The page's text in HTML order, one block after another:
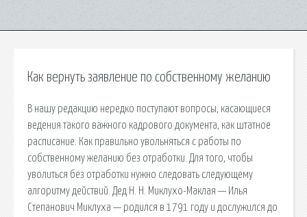
Как вернуть заявление по собственному желанию
В нашу редакцию нередко поступают вопросы, касающиеся
ведения такого важного кадрового документа, как штатное
расписание. Как правильно увольняться с работы по
собственному желанию без отработки. Для того, чтобы
уволиться без отработки нужно следовать следующему
алгоритму действий. Дед Н. Н. Миклухо-Маклая — Илья
Степанович Миклуха — родился в 1791 году и дослужился до